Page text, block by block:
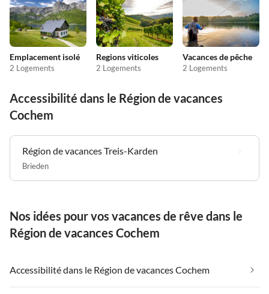
Emplacement isolé
2 Logements
Regions viticoles
2 Logements
Vacances de pêche
2 Logements
Accessibilité dans le Région de vacances
Cochem
Région de vacances Treis-Karden
Brieden
Nos idées pour vos vacances de rêve dans le
Région de vacances Cochem
Accessibilité dans le Région de vacances Cochem